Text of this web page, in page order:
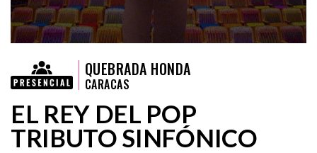
QUEBRADA HONDA
CARACAS
EL REY DEL POP
TRIBUTO SINFÓNICO